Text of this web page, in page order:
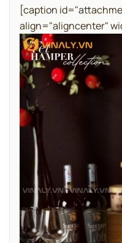
[caption
align="aligncenter"